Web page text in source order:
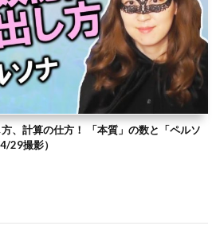
、計算の仕方！ 「本質」の数と「ペルソ
29撮影）